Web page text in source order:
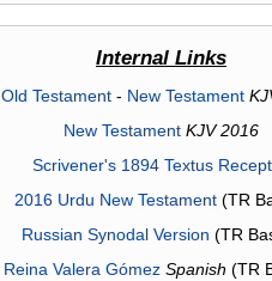
Internal Links
Old Testament- New Testament
New Testament KJV 2016
Scrivener's 1894 Textus
2016 Urdu New Testament(TR
Russian Synodal Version (TR
Reina Valera Gómez Spanish (TR